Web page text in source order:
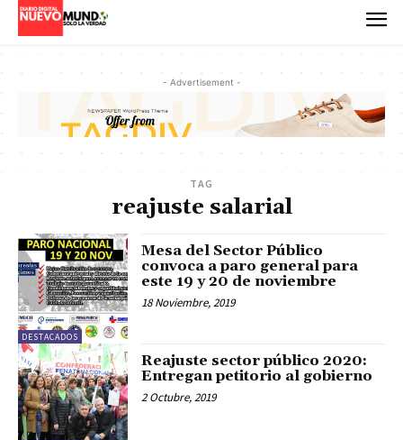
- Advertisement -
TAG
reajuste salarial
DESTACADOS
Mesa del Sector Público
convoca a paro general para
este 19 y 20 de noviembre
18 Noviembre, 2019
Reajuste sector público 2020:
Entregan petitorio al gobierno
2 Octubre, 2019